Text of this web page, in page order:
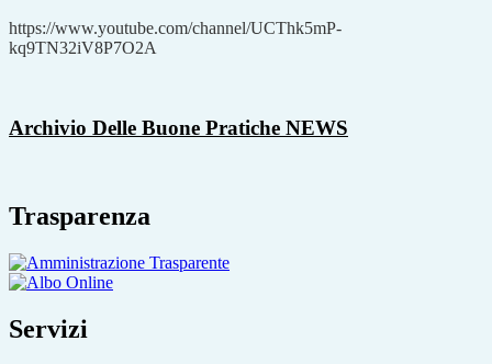
https://www.youtube.com/channel/UCThk5mP-
kq9TN32iV8P7O2A
Archivio Delle Buone Pratiche NEWS
Trasparenza
Servizi